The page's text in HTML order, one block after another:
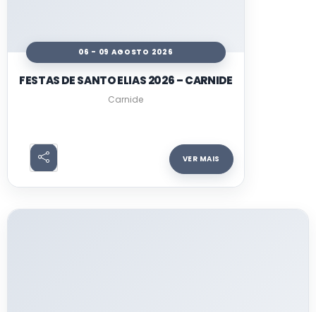
06 - 09 AGOSTO 2026
FESTAS DE SANTO ELIAS 2026 – CARNIDE
Carnide
VER MAIS